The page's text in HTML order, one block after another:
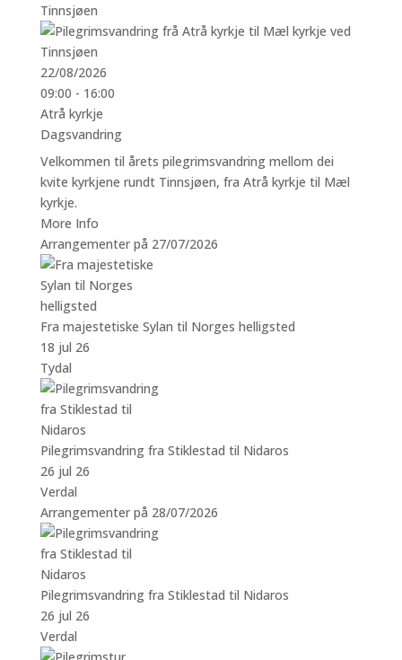
Tinnsjøen
22/08/2026
09:00 - 16:00
Atrå kyrkje
Dagsvandring
Velkommen til årets pilegrimsvandring mellom dei
kvite kyrkjene rundt Tinnsjøen, fra Atrå kyrkje til Mæl
kyrkje.
More Info
Arrangementer på 27/07/2026
Fra majestetiske Sylan til Norges helligsted
18 jul 26
Tydal
Pilegrimsvandring fra Stiklestad til Nidaros
26 jul 26
Verdal
Arrangementer på 28/07/2026
Pilegrimsvandring fra Stiklestad til Nidaros
26 jul 26
Verdal